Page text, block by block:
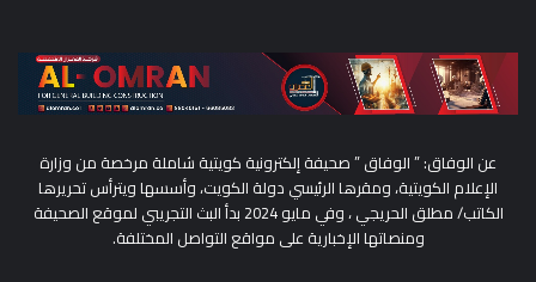
عن الوفاق: ” الوفاق ” صحيفة إلكترونية كويتية شاملة مرخصة من وزارة
الإعلام الكويتية، ومقرها الرئيسي دولة الكويت، وأسسها ويترأس تحريرها
الكاتب/ مطلق الحريجي ، وفي مايو 2024 بدأ البث التجريبي لموقع الصحيفة
ومنصاتها الإخبارية على مواقع التواصل المختلفة.